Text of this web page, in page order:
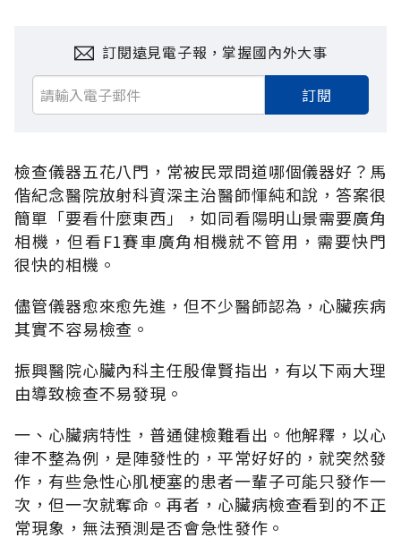
訂閱遠見電子報，掌握國內外大事
訂閱
檢查儀器五花八門，常被民眾問道哪個儀器好？馬
偕紀念醫院放射科資深主治醫師惲純和說，答案很
簡單「要看什麼東西」，如同看陽明山景需要廣角
相機，但看F1賽車廣角相機就不管用，需要快門
很快的相機。
儘管儀器愈來愈先進，但不少醫師認為，心臟疾病
其實不容易檢查。
振興醫院心臟內科主任殷偉賢指出，有以下兩大理
由導致檢查不易發現。
一、心臟病特性，普通健檢難看出。他解釋，以心
律不整為例，是陣發性的，平常好好的，就突然發
作，有些急性心肌梗塞的患者一輩子可能只發作一
次，但一次就奪命。再者，心臟病檢查看到的不正
常現象，無法預測是否會急性發作。